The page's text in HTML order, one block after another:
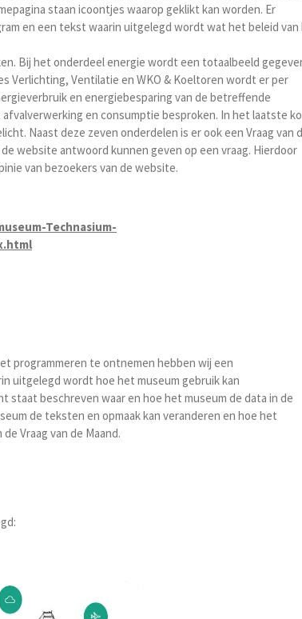
staan icoontjes waarop geklikt kan worden. Er
en een tekst waarin uitgelegd wordt wat het beleid van
Bij het onderdeel energie wordt een totaalbeeld
Verlichting, Ventilatie en WKO & Koeltoren wordt er per
en energiebesparing van de betreffende
en consumptie besproken. In het laatste
Naast deze zeven onderdelen is er ook een Vraag van
website antwoord kunnen geven op een vraag. Hierdoor
van bezoekers van de website.
Technasium-
programmeren te ontnemen hebben wij een
uitgelegd wordt hoe het museum gebruik kan
staat beschreven waar en hoe het museum de data in de
de teksten en opmaak kan veranderen en hoe het
Vraag van de Maand.